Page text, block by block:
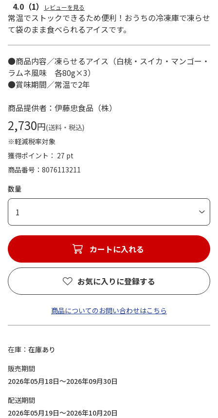
4.0 （1） レビューを見る
常温でストックできるため便利！おうちの冷凍庫で凍らせ
て袋のまま食べられるアイスです。
●商品内容／凍らせるアイス（白桃・スイカ・マンゴー・
ラムネ風味 各80g×3）
●賞味期間／常温で2年
商品提供者：伊藤忠食品（株）
2,730円(送料・税込)
※軽減税率対象
獲得ポイント： 27 pt
商品番号
8076113211
数量
1
カートに入れる
お気に入りに登録する
商品についてのお問い合わせはこちら
在庫
在庫あり
販売期間
2026年05月18日～2026年09月30日
配送期間
2026年05月19日～2026年10月20日